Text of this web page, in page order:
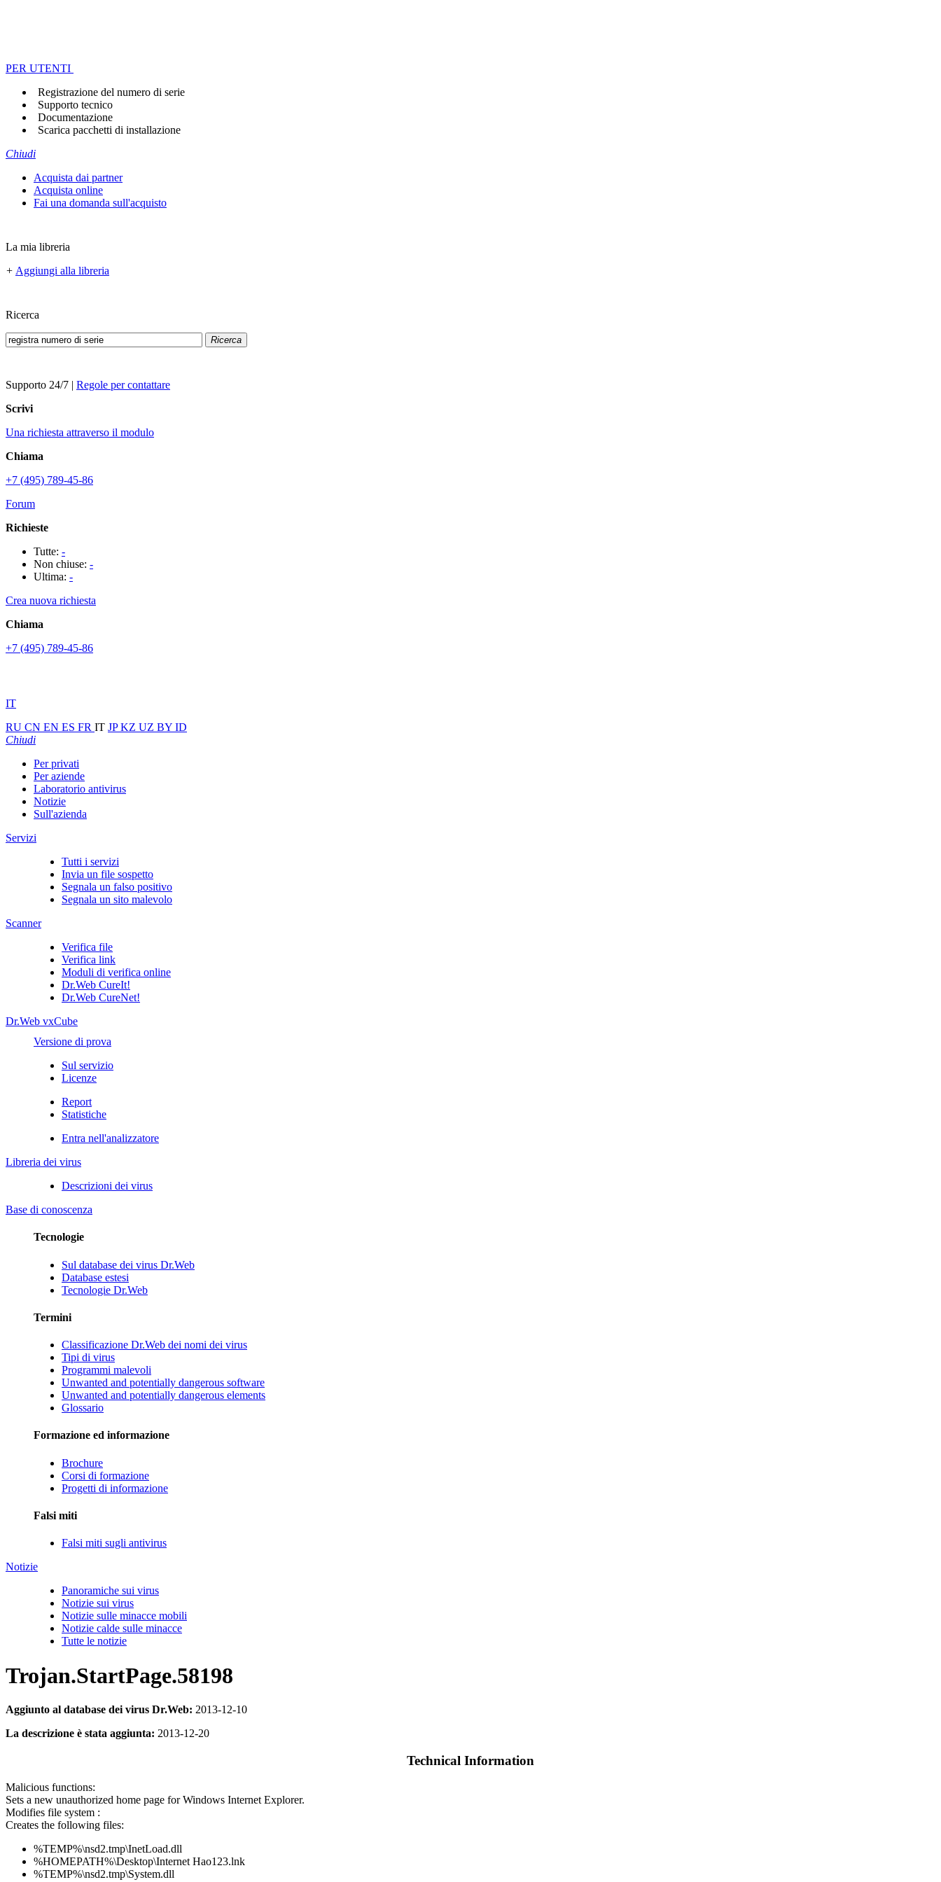
PER UTENTI
Registrazione del numero di serie
Supporto tecnico
Documentazione
Scarica pacchetti di installazione
Chiudi
Acquista dai partner
Acquista online
Fai una domanda sull'acquisto
La mia libreria
+ Aggiungi alla libreria
Ricerca
Ricerca
Supporto 24/7 | Regole per contattare
Scrivi
Una richiesta attraverso il modulo
Chiama
+7 (495) 789-45-86
Forum
Richieste
Tutte: -
Non chiuse: -
Ultima: -
Crea nuova richiesta
Chiama
+7 (495) 789-45-86
IT
RU CN EN ES FR IT JPKZ UZ BY ID
Chiudi
Per privati
Per aziende
Laboratorio antivirus
Notizie
Sull'azienda
Servizi
Tutti i servizi
Invia un file sospetto
Segnala un falso positivo
Segnala un sito malevolo
Scanner
Verifica file
Verifica link
Moduli di verifica online
Dr.Web CureIt!
Dr.Web CureNet!
Dr.Web vxCube
Versione di prova
Sul servizio
Licenze
Report
Statistiche
Entra nell'analizzatore
Libreria dei virus
Descrizioni dei virus
Base di conoscenza
Tecnologie
Sul database dei virus Dr.Web
Database estesi
Tecnologie Dr.Web
Termini
Classificazione Dr.Web dei nomi dei virus
Tipi di virus
Programmi malevoli
Unwanted and potentially dangerous software
Unwanted and potentially dangerous elements
Glossario
Formazione ed informazione
Brochure
Corsi di formazione
Progetti di informazione
Falsi miti
Falsi miti sugli antivirus
Notizie
Panoramiche sui virus
Notizie sui virus
Notizie sulle minacce mobili
Notizie calde sulle minacce
Tutte le notizie
Trojan.StartPage.58198
Aggiunto al database dei virus Dr.Web: 2013-12-10
La descrizione è stata aggiunta: 2013-12-20
Technical Information
Malicious functions:
Sets a new unauthorized home page for Windows Internet Explorer.
Modifies file system :
Creates the following files:
%TEMP%\nsd2.tmp\InetLoad.dll
%HOMEPATH%\Desktop\Internet Hao123.lnk
%TEMP%\nsd2.tmp\System.dll